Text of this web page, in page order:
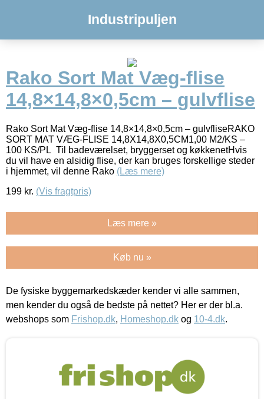
Industripuljen
Rako Sort Mat Væg-flise
14,8×14,8×0,5cm – gulvflise
Rako Sort Mat Væg-flise 14,8×14,8×0,5cm – gulvfliseRAKO
SORT MAT VÆG-FLISE 14,8X14,8X0,5CM1,00 M2/KS –
100 KS/PL Til badeværelset, bryggerset og køkkenetHvis
du vil have en alsidig flise, der kan bruges forskellige steder
i hjemmet, vil denne Rako (Læs mere)
199 kr. (Vis fragtpris)
Læs mere »
Køb nu »
De fysiske byggemarkedskæder kender vi alle sammen,
men kender du også de bedste på nettet? Her er der bl.a.
webshops som Frishop.dk, Homeshop.dk og 10-4.dk.